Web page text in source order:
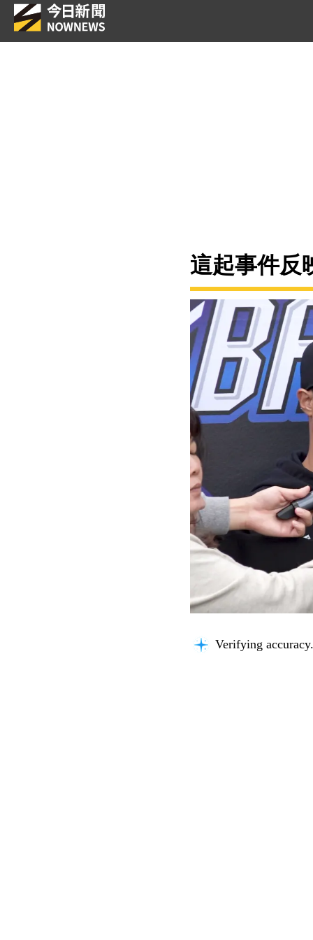
這起事件反
Verifying